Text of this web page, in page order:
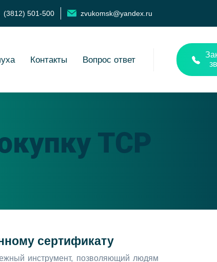
(3812) 501-500 zvukomsk@yandex.ru
Контакты Вопрос ответ
ТСР
сертификату
инструмент, позволяющий людям